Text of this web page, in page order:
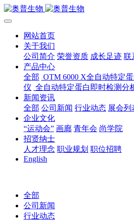
网站首页
关于我们
公司简介 荣誉资质 成长足迹 联
产品中心
全部 OTM 6000 X全自动特定
仪 全自动特定蛋白即时检测分
新闻资讯
全部 公司新闻 行业动态 展会列
企业文化
“运动会” 画廊 青年会 尚学院
招贤纳士
人才理念 职业规划 职位招聘
English
全部
公司新闻
行业动态